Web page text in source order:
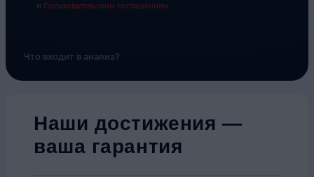
и Пользовательским соглашением
Что входит в анализ?
Наши достижения —
ваша гарантия